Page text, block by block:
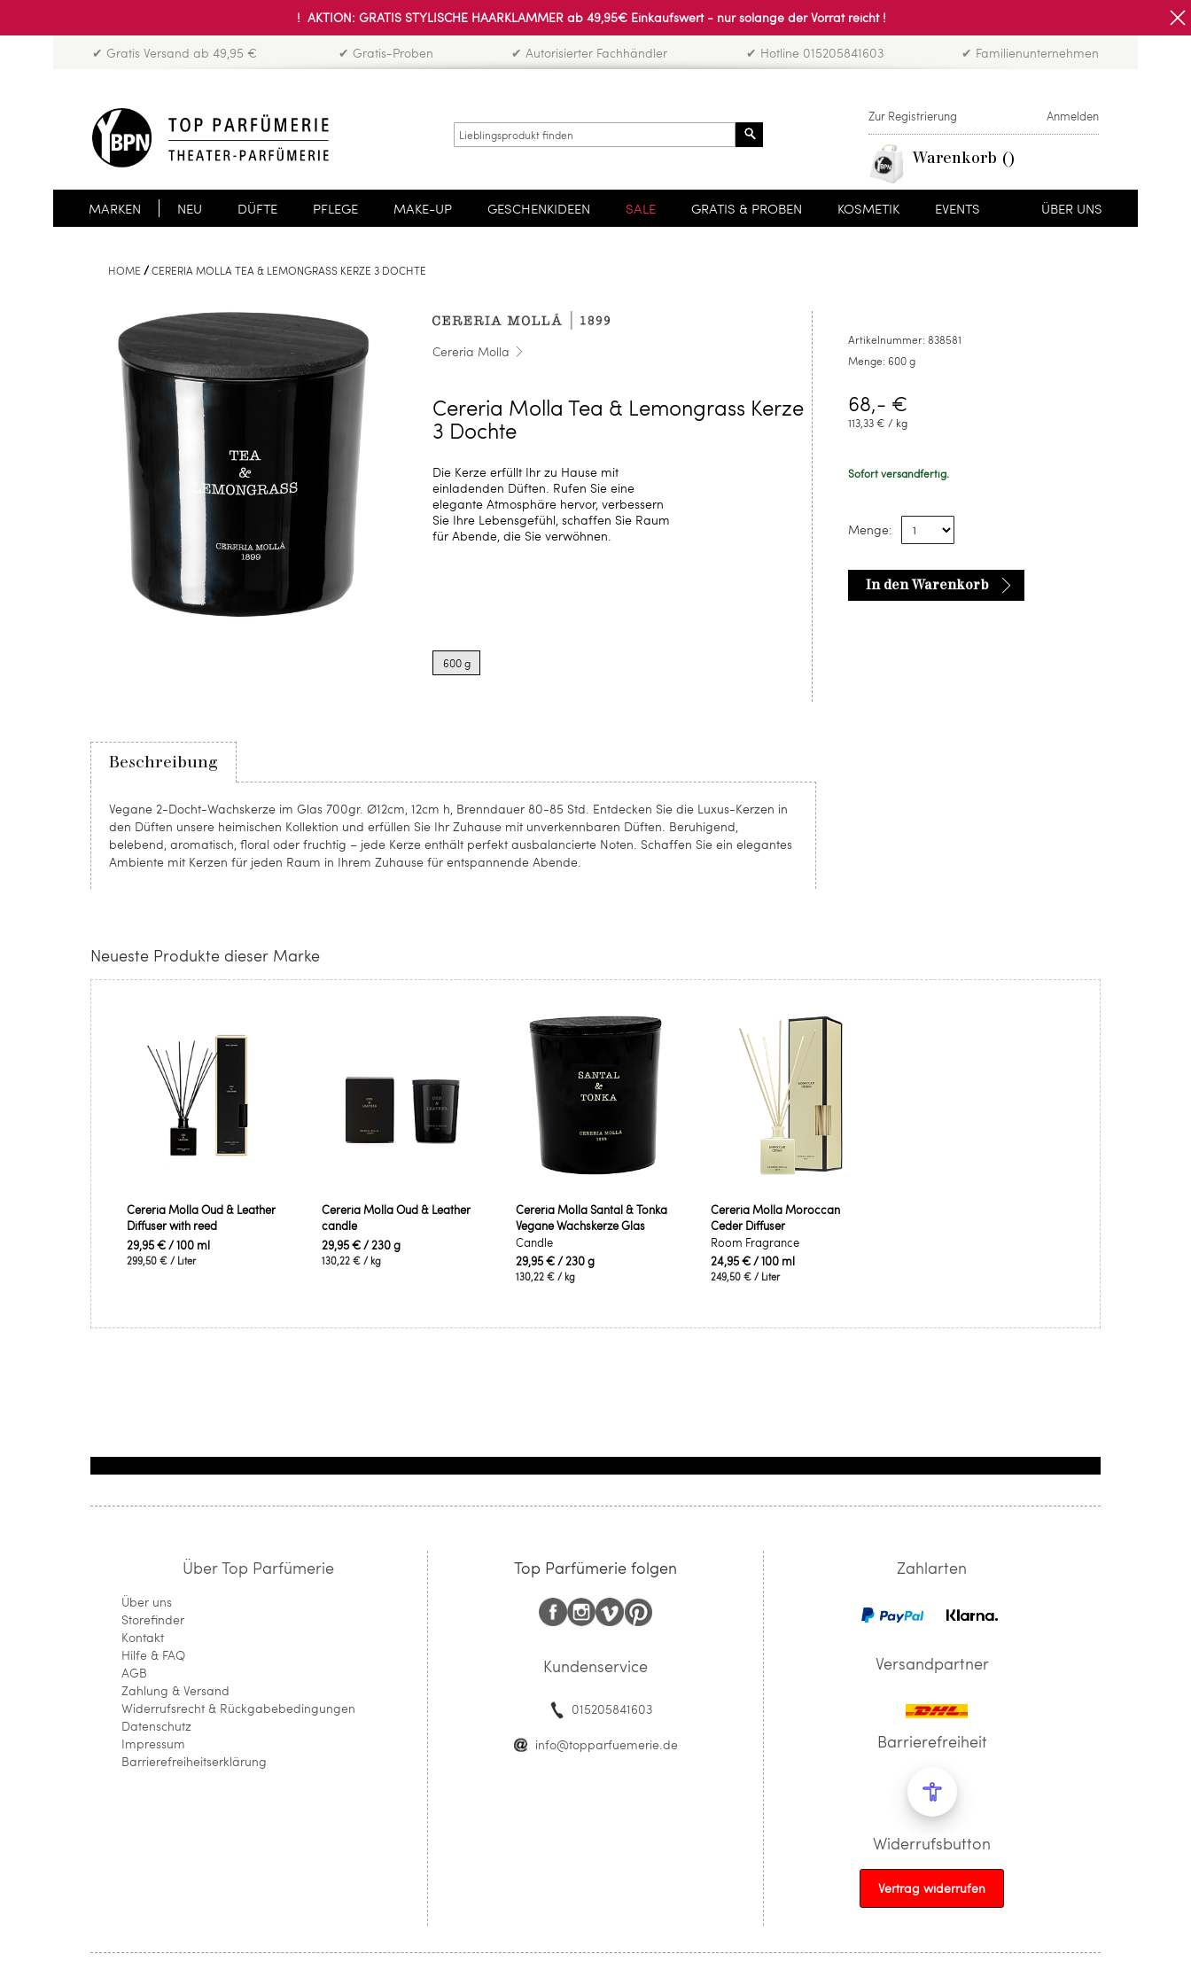
! AKTION: GRATIS STYLISCHE HAARKLAMMER ab 49,95€ Einkaufswert - nur solange der Vorrat reicht !
✔ Gratis Versand ab 49,95 € ✔ Gratis-Proben ✔ Autorisierter Fachhändler ✔ Hotline 015205841603 ✔ Familienunternehmen
Zur Registrierung Anmelden
Warenkorb
MARKEN NEU DÜFTE PFLEGE MAKE-UP GESCHENKIDEEN SALE GRATIS & PROBEN KOSMETIK EVENTS ÜBER UNS
HOME CERERIA MOLLA TEA & LEMONGRASS KERZE 3 DOCHTE
Cereria Molla
Cereria Molla Tea & Lemongrass Kerze
3 Dochte
Die Kerze erfüllt Ihr zu Hause mit
einladenden Düften. Rufen Sie eine
elegante Atmosphäre hervor, verbessern
Sie Ihre Lebensgefühl, schaffen Sie Raum
für Abende, die Sie verwöhnen.
options
for600 g
Artikelnummer: 838581
Menge: 600 g
68,- €
113,33 € / kg
Sofort versandfertig.
Menge:
In den Warenkorb
Beschreibung
Vegane 2-Docht-Wachskerze im Glas 700gr. Ø12cm, 12cm h, Brenndauer 80-85 Std. Entdecken Sie die Luxus-Kerzen in
den Düften unsere heimischen Kollektion und erfüllen Sie Ihr Zuhause mit unverkennbaren Düften. Beruhigend,
belebend, aromatisch, floral oder fruchtig – jede Kerze enthält perfekt ausbalancierte Noten. Schaffen Sie ein elegantes
Ambiente mit Kerzen für jeden Raum in Ihrem Zuhause für entspannende Abende.
Neueste Produkte dieser Marke
Cereria Molla Oud & Leather
Diffuser with reed
29,95 €/ 100 ml
299,50 € / Liter
Cereria Molla Oud & Leather
candle
29,95 €/ 230 g
130,22 €/ kg
Cereria Molla Santal & Tonka
Vegane Wachskerze Glas
Candle
29,95 €/ 230 g
130,22 € / kg
Cereria Molla Moroccan
Ceder Diffuser
Room Fragrance
24,95 €/ 100 ml
249,50 €/ Liter
Über Top Parfümerie
Über uns
Storefinder
Kontakt
Hilfe & FAQ
AGB
Zahlung & Versand
Widerrufsrecht & Rückgabebedingungen
Datenschutz
Impressum
Barrierefreiheitserklärung
Top Parfümerie folgen
Kundenservice
015205841603
info@topparfuemerie.de
Zahlarten
Versandpartner
Barrierefreiheit
Widerrufsbutton
Vertrag widerrufen